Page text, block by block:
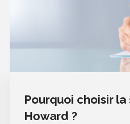
Pourquoi choisir
Howard ?